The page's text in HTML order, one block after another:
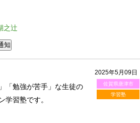
之辻
2025年5月09日
佐賀県唐津市
学習塾
「勉強が苦手」な生徒の
学習塾です。